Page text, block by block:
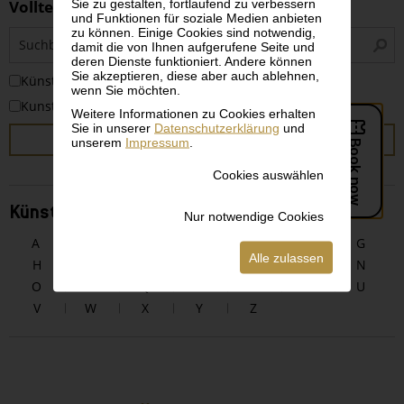
und Funktionen für soziale Medien anbieten
zu können. Einige Cookies sind notwendig,
damit die von Ihnen aufgerufene Seite und
deren Dienste funktioniert. Andere können
Sie akzeptieren, diese aber auch ablehnen,
wenn Sie möchten.
Weitere Informationen zu Cookies erhalten
Sie in unserer Datenschutzerklärung und
unserem Impressum
Cookies auswählen
Nur notwendige Cookies
Alle zulassen
Volltextsuche
KünstlerInnen
Kunstwerke
SUCHEN
KünstlerInnen alphabetisch
A E F
G
H
L M
N
O
U
V
W X Y Z